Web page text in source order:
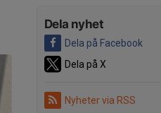
Dela nyhet
Dela på Facebook
Dela på X
Nyheter via RSS